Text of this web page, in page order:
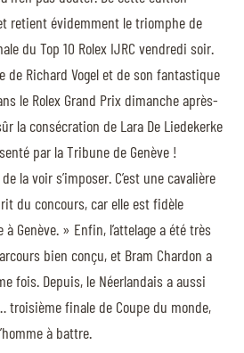
retient évidemment le triomphe de
du Top 10 Rolex IJRC vendredi soir.
de Richard Vogel et de son fantastique
le Rolex Grand Prix dimanche après-
la consécration de Lara De Liedekerke
par la Tribune de Genève !
la voir s’imposer. C’est une cavalière
du concours, car elle est fidèle
Genève. » Enfin, l’attelage a été très
bien conçu, et Bram Chardon a
fois. Depuis, le Néerlandais a aussi
troisième finale de Coupe du monde,
à battre.